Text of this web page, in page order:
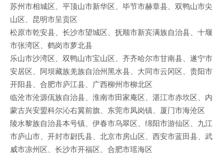
苏州市相城区、平顶山市新华区、毕节市赫章县、双鸭山市尖
山区、昆明市呈贡区
松原市乾安县、长沙市望城区、抚顺市新宾满族自治县、十堰
市张湾区、鹤岗市萝北县
乐山市沙湾区、双鸭山市宝山区、齐齐哈尔市甘南县、遂宁市
安居区、阿坝藏族羌族自治州黑水县、大同市云冈区、贵阳市
开阳县、合肥市庐江县、广西柳州市柳北区
临沧市沧源佤族自治县、淮南市田家庵区、湛江市赤坎区、内
蒙古兴安盟科尔沁右翼前旗、东莞市凤岗镇、厦门市海沧区
陵水黎族自治县本号镇、伊春市乌翠区、绵阳市游仙区、九江
市庐山市、开封市尉氏县、北京市房山区、西安市蓝田县、武
威市凉州区、长沙市开福区、合肥市瑶海区